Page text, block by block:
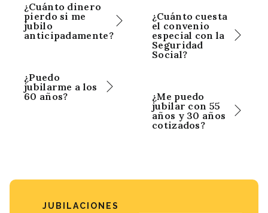
¿Cuánto dinero
pierdo si me
jubilo
anticipadamente?
¿Puedo
jubilarme a los
60 años?
¿Cuánto cuesta
el convenio
especial con la
Seguridad
Social?
¿Me puedo
jubilar con 55
años y 30 años
cotizados?
JUBILACIONES